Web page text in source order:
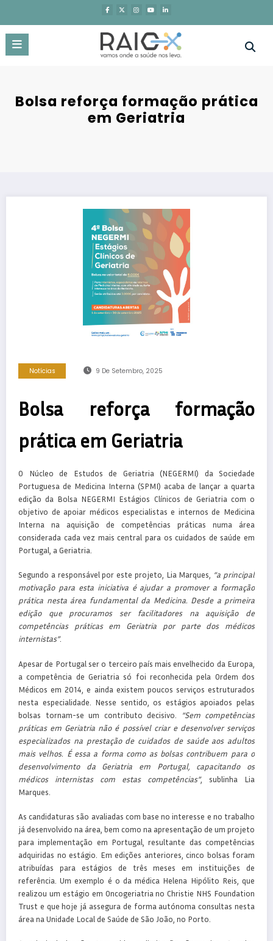
o
conteúdo
Bolsa reforça formação prática
em Geriatria
Notícias 9 De Setembro, 2025
Bolsa reforça formação
prática em Geriatria
O Núcleo de Estudos de Geriatria (NEGERMI) da Sociedade
Portuguesa de Medicina Interna (SPMI) acaba de lançar a quarta
edição da Bolsa NEGERMI Estágios Clínicos de Geriatria com o
objetivo de apoiar médicos especialistas e internos de Medicina
Interna na aquisição de competências práticas numa área
considerada cada vez mais central para os cuidados de saúde em
Portugal, a Geriatria.
Segundo a responsável por este projeto, Lia Marques, “a principal
motivação para esta iniciativa é ajudar a promover a formação
prática nesta área fundamental da Medicina. Desde a primeira
edição que procuramos ser facilitadores na aquisição de
competências práticas em Geriatria por parte dos médicos
internistas”.
Apesar de Portugal ser o terceiro país mais envelhecido da Europa,
a competência de Geriatria só foi reconhecida pela Ordem dos
Médicos em 2014, e ainda existem poucos serviços estruturados
nesta especialidade. Nesse sentido, os estágios apoiados pelas
bolsas tornam-se um contributo decisivo.
“Sem competências
práticas em Geriatria não é possível criar e desenvolver serviços
especializados na prestação de cuidados de saúde aos adultos
mais velhos. É essa a forma como as bolsas contribuem para o
desenvolvimento da Geriatria em Portugal, capacitando os
médicos internistas com estas competências”, sublinha Lia
Marques.
As candidaturas são avaliadas com base no interesse e no trabalho
já desenvolvido na área, bem como na apresentação de um projeto
para implementação em Portugal, resultante das competências
adquiridas no estágio. Em edições anteriores, cinco bolsas foram
atribuídas para estágios de três meses em instituições de
referência. Um exemplo é o da médica Helena Hipólito Reis, que
realizou um estágio em Oncogeriatria no Christie NHS Foundation
Trust e que hoje já assegura de forma autónoma consultas nesta
área na Unidade Local de Saúde de São João, no Porto.